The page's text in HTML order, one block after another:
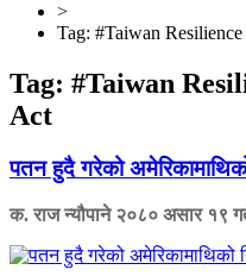
>
Tag: #Taiwan
Tag: #Taiwan
Act
पतन हुदै गरेको
क. राज न्यौपाने २०८० असार १९